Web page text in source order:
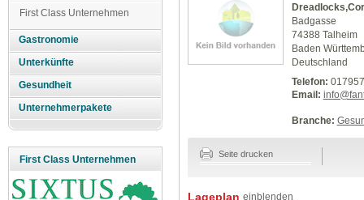
First Class Unternehmen
Gastronomie
Unterkünfte
Gesundheit
Unternehmerpakete
First Class Unternehmen
Badgasse
74388 Talheim
Baden
Deutschland
Telefon:
Email:
Branche:
Seite drucken
Lageplan einblenden